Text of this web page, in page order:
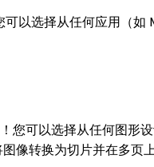
可以选择从任何应用（
您可以选择从任何图
像转换为切片并在多页